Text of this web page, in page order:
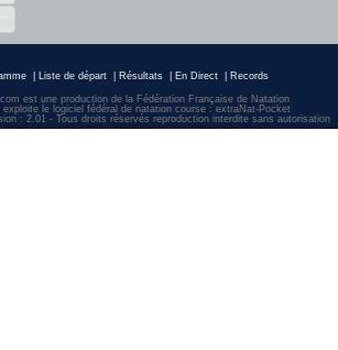
Liste de départ Résultats En Direct Records
est une production de la Fédération Française de Natation
exploite le logiciel fédéral de natation course : extraNat-Pocket
: 2.01 - Tous droits réservés reproduction interdite sans autorisation